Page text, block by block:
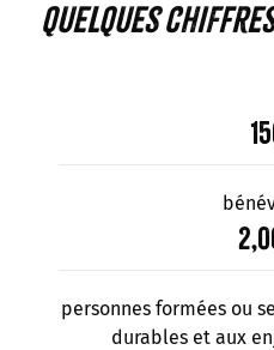
quelques chiffres
personnes formées ou
durables et aux